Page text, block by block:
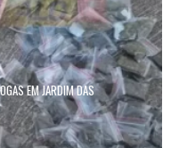
EM JARDIM DAS